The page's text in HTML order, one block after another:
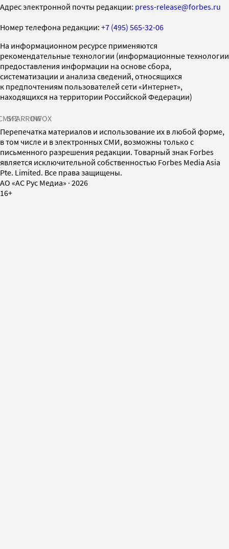
Адрес электронной почты редакции: press-release@forbes.ru
Номер телефона редакции: +7 (495) 565-32-06
На информационном ресурсе применяются
рекомендательные технологии (информационные технологии
предоставления информации на основе сбора,
систематизации и анализа сведений, относящихся
к предпочтениям пользователей сети «Интернет»,
находящихся на территории Российской Федерации)
SPARROWINFOX
Перепечатка материалов и использование их в любой форме,
в том числе и в электронных СМИ, возможны только с
письменного разрешения редакции. Товарный знак Forbes
является исключительной собственностью Forbes Media Asia
Pte. Limited. Все права защищены.
AO «АС Рус Медиа» · 2026
16+